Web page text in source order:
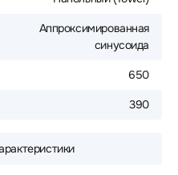
Аппроксимированная
синусоида
650
390